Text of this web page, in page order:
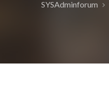
SYSAdminforum